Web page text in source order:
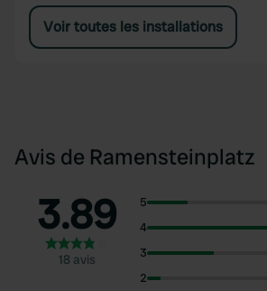
Voir toutes les installations
Avis de Ramensteinplatz
3.89
18 avis
5
4
3
2